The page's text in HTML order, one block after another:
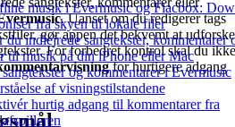
musik i Evermusic og Flacbox:
fra skyen til lokale filer
du indlejrede sangtekster, kommentarer
til musik på din iPhone eller Mac
sangtekster og kommentarer i Evermusic
af visningstilstandene
hurtig adgang til kommentarer fra
. Uanset om du redigerer tags
gør appen det bekvemt at udforske
For forbedret kontrol skal du ikke
for hurtigere adgang